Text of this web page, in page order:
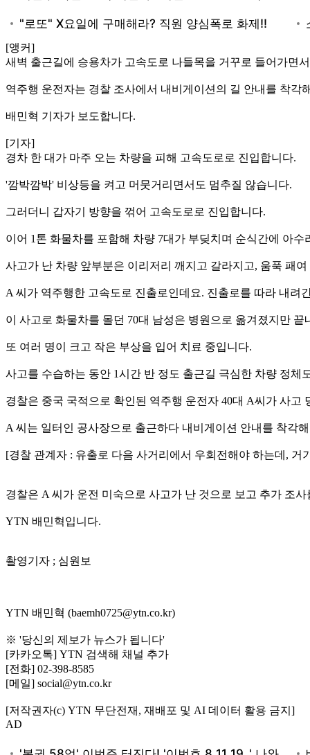
[앵커]
새벽 출근길에 승용차가 고속도로 나들목을 거꾸로 들어가면
역주행 운전자는 경찰 조사에서 내비게이션의 길 안내를 착각
배민혁 기자가 보도합니다.
[기자]
경차 한 대가 마주 오는 차량을 피해 고속도로로 진입합니다.
'깜박깜박' 비상등을 켜고 머뭇거리면서도 멈추질 않습니다.
그러더니 갑자기 방향을 꺾어 고속도로로 진입합니다.
이어 1톤 화물차를 포함해 차량 7대가 부딪치며 순식간에 아수
사고가 난 차량 앞부분은 이리저리 깨지고 갈라지고, 움푹 패
A 씨가 역주행한 고속도로 진출로인데요. 진출로를 따라 내려
이 사고로 화물차를 몰던 70대 남성은 병원으로 옮겨졌지만 끝
또 여러 명이 크고 작은 부상을 입어 치료 중입니다.
사고를 수습하는 동안 1시간 반 정도 출근길 극심한 차량 정체
경찰은 중국 국적으로 확인된 역주행 운전자 40대 A씨가 사
A 씨는 일터인 공사장으로 출근하다 내비게이션 안내를 착각
[경찰 관계자 : 유출로 다음 사거리에서 우회전해야 하는데,
경찰은 A 씨가 운전 미숙으로 사고가 난 것으로 보고 추가 조
YTN 배민혁입니다.
촬영기자 ; 심원보
YTN 배민혁 (baemh0725@ytn.co.kr)
※ '당신의 제보가 뉴스가 됩니다'
[카카오톡] YTN 검색해 채널 추가
[전화] 02-398-8585
[메일] social@ytn.co.kr
[저작권자(c) YTN 무단전재, 재배포 및 AI 데이터 활용 금지]
AD